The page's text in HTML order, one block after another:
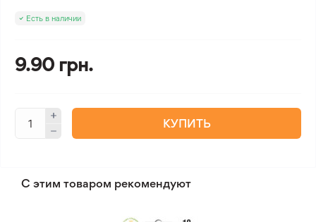
Есть в наличии
9.90 грн.
КУПИТЬ
С этим товаром рекомендуют